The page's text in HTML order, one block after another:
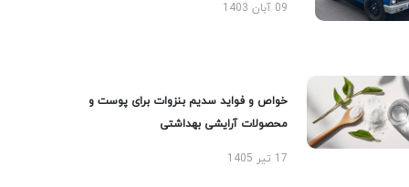
09 آبان 1403
خواص و فواید سدیم بنزوات برای پوست و
محصولات آرایشی بهداشتی
17 تیر 1405